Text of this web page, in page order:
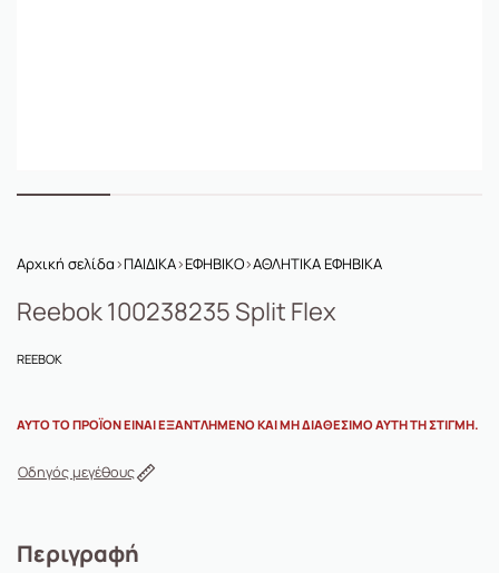
Αρχική σελίδα›ΠΑΙΔΙΚΑ›ΕΦΗΒΙΚΟ›ΑΘΛΗΤΙΚΑ ΕΦΗΒΙΚΑ
Reebok 100238235 Split Flex
REEBOK
ΑΥΤΌ ΤΟ ΠΡΟΪΌΝ ΕΊΝΑΙ ΕΞΑΝΤΛΗΜΈΝΟ ΚΑΙ ΜΗ ΔΙΑΘΈΣΙΜΟ ΑΥΤΉ ΤΗ ΣΤΙΓΜΉ.
Οδηγός μεγέθους
Περιγραφή